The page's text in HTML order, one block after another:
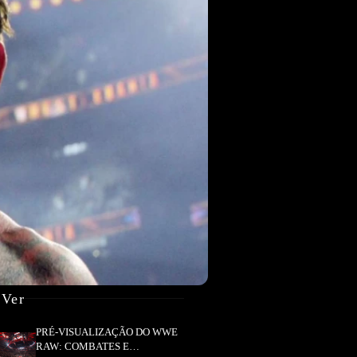
PRÉ-VISUALIZAÇÃO DO WWE
RAW: COMBATES E